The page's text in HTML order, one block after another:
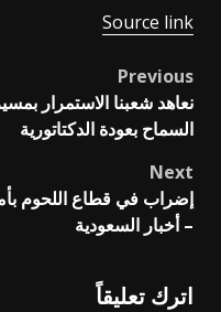
Source link
Post
navigation
Previous
نعاهد شعبنا الاستمرار
السماح بعودة الدكتاتورية
Next
إضراب في قطاع اللحوم
– أخبار السعودية
اترك تعليقاً